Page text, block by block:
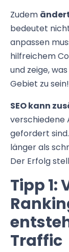
Zudem
bedeutet
anpassen
hilfreichem
und zeige,
Gebiet zu sein!
SEO kann
verschiedene
gefordert
länger als
Der Erfolg
Tipp 1:
Traffic